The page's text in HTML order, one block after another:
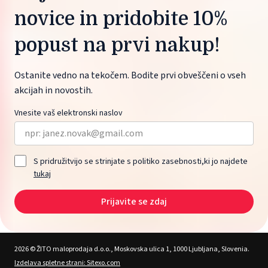
novice in pridobite 10%
popust na prvi nakup!
Ostanite vedno na tekočem. Bodite prvi obveščeni o vseh
akcijah in novostih.
Vnesite vaš elektronski naslov
S pridružitvijo se strinjate s politiko zasebnosti,ki jo najdete
tukaj
Prijavite se zdaj
2026 © ŽITO maloprodaja d.o.o., Moskovska ulica 1, 1000 Ljubljana, Slovenia.
Izdelava spletne strani: Sitexo.com